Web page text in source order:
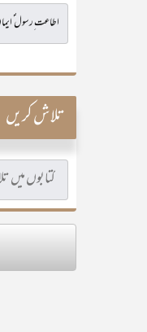
تلاش کریں